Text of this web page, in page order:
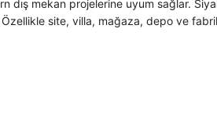
mekan projelerine uyum sağlar.
site, villa, mağaza, depo ve